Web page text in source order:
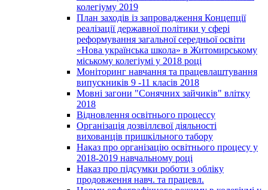
колегіуму 2019
План заходів із запровадження Концепції
реалізації державної політики у сфері
реформування загальної середньої освіти
«Нова українська школа» в Житомирському
міському колегіумі у 2018 році
Моніторинг навчання та працевлаштування
випускників 9 -11 класів 2018
Мовні загони "Сонячних зайчиків" влітку
2018
Відновлення освітнього процессу
Організація дозвіллєвої діяльності
вихованців пришкільного табору
Наказ про організацію освітнього процесу у
2018-2019 навчальному році
Наказ про підсумки роботи з обліку
продовження навч. та працевл.